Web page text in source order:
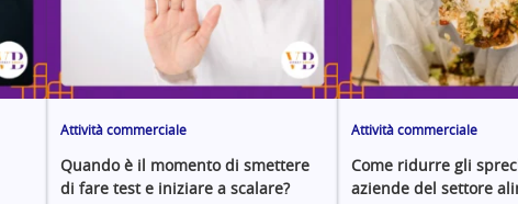
Attività commerciale
Quando è il momento di smettere
di fare test e iniziare a scalare?
Attività commerciale
Come ridurre gli
aziende del settore